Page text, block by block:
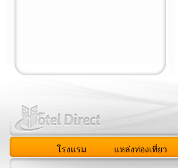
โรงแรม แหล่งท่องเที่ยว